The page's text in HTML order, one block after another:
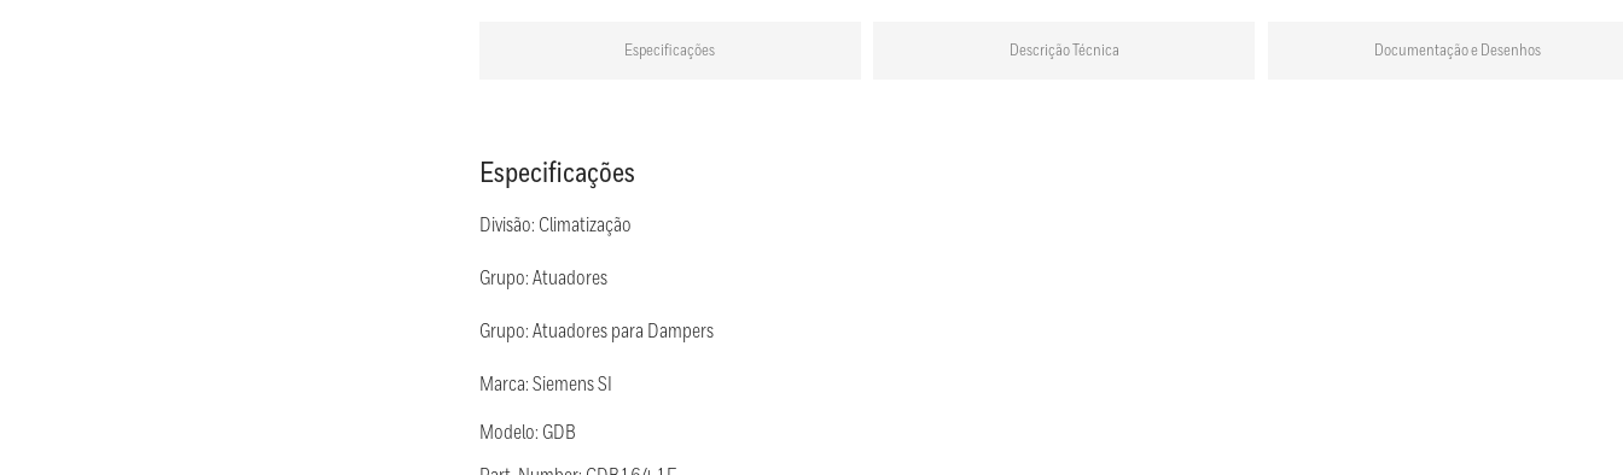
Especificações Descrição Técnica Documentação e Desenhos
Especificações
Divisão: Climatização
Grupo: Atuadores
Grupo: Atuadores para Dampers
Marca: Siemens SI
Modelo: GDB